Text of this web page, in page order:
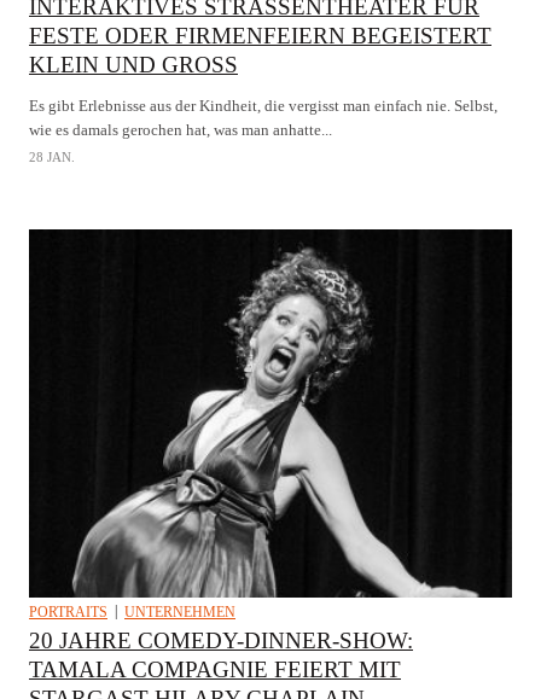
INTERAKTIVES STRASSENTHEATER FÜR F
ESTE ODER FIRMENFEIERN BEGEISTERT K
LEIN UND GROSS
Es gibt Erlebnisse aus der Kindheit, die vergisst man einfach nie. Selbst,
wie es damals gerochen hat, was man anhatte...
28 JAN.
PORTRAITS UNTERNEHMEN
20 JAHRE COMEDY-DINNER-SHOW:
TAMALA COMPAGNIE FEIERT MIT